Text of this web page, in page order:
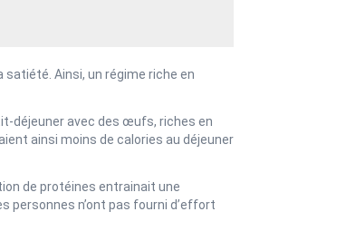
Ainsi, un régime riche en
déjeuner avec des œufs, riches en
ainsi moins de calories au déjeuner
de protéines entrainait une
personnes n’ont pas fourni d’effort